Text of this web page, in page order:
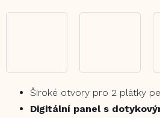
Široké otvory pro 2 plátky
Digitální panel s